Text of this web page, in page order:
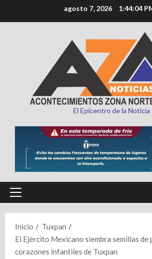
al
agosto 7, 2026 1:44:05
El Epicentro de la Noticia
Menú
Inicio
Tuxpan
El Ejército Mexicano siembra semillas de
corazones infantiles de Tuxpan